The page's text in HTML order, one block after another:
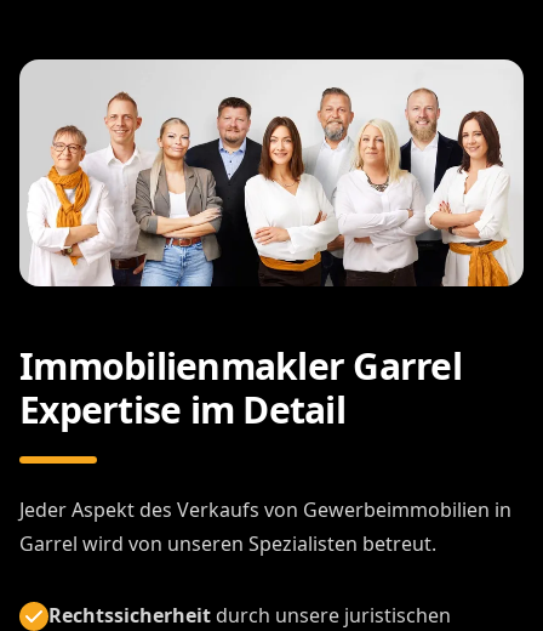
Immobilienmakler Garrel
Expertise im Detail
Jeder Aspekt des Verkaufs von Gewerbeimmobilien in
Garrel wird von unseren Spezialisten betreut.
Rechtssicherheitdurch unsere juristischen